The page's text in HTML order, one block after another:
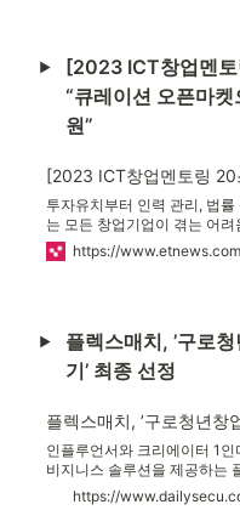
Camp)의 우수 스타트업을 대
로 집중 엑셀러
[2023 ICT창업멘
“큐레이션 오픈마
원”
투자유치부터 인력 관리, 법률
는 모든 창업기업이 겪는 어려
다. 디지털 대전환 시대에 정보
기술(ICT) 분야에 전문성을 갖
10년째 꾸준히 스타트업이
플렉스매치, ’구로
기’ 최종 선정
인플루언서와 크리에이터 1인
비지니스 솔루션을 제공하는
스매치(flexmatch, 대표 상의
2023년 PSWC(Pre-Startup